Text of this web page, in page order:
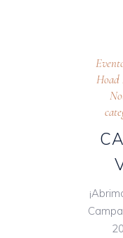
Hoad